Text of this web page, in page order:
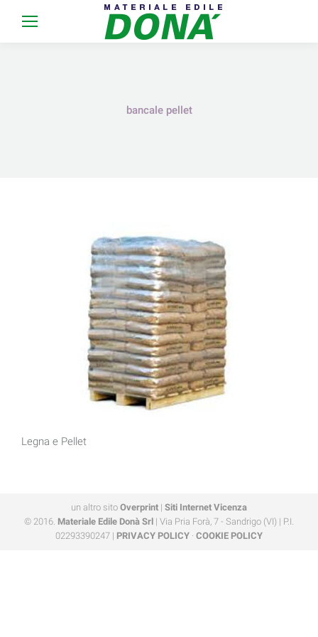
bancale pellet
Legna e Pellet
un altro sito Overprint | Siti Internet Vicenza
© 2016. Materiale Edile Donà Srl | Via Pria Forà, 7 - Sandrigo (VI) | P.I.
02293390247 | PRIVACY POLICY · COOKIE POLICY